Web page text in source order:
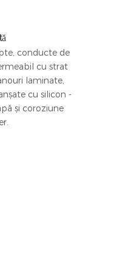
conducte de
cu strat
laminate,
cu silicon -
și coroziune